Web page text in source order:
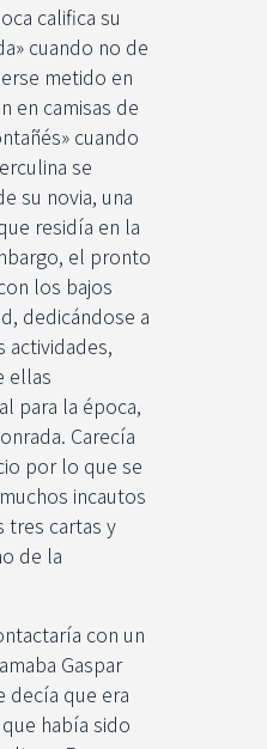
califica su
cuando no de
metido en
en camisas de
cuando
se
su novia, una
residía en la
el pronto
los bajos
dedicándose a
actividades,
ellas
para la época,
Carecía
por lo que se
incautos
tres cartas y
de la
con un
Gaspar
decía que era
había sido